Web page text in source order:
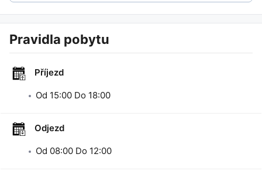
Pravidla pobytu
Příjezd
Od 15:00 Do 18:00
Odjezd
Od 08:00 Do 12:00